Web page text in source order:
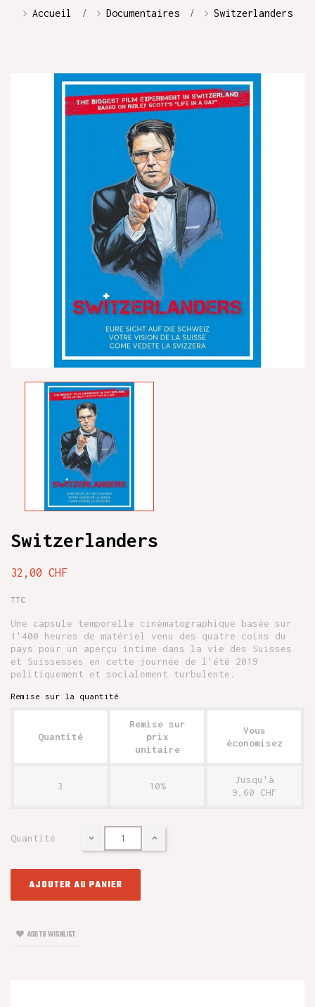
Accueil Documentaires Switzerlanders
Switzerlanders
32,00 CHF
TTC
Une capsule temporelle cinématographique basée sur
1'400 heures de matériel venu des quatre coins du
pays pour un aperçu intime dans la vie des Suisses
et Suissesses en cette journée de l'été 2019
politiquement et socialement turbulente.
Remise sur la quantité
Quantité
Remise sur
prix
unitaire
Vous
économisez
3 10%
Jusqu'à
9,60 CHF
Quantité
AJOUTER AU PANIER
ADD TO WISHLIST